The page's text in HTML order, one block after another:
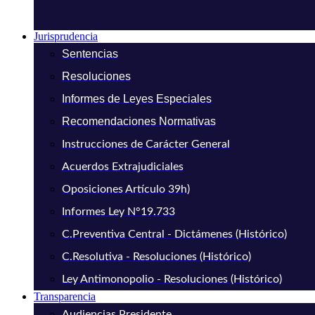
Jurisprudencia
Sentencias
Resoluciones
Informes de Leyes Especiales
Recomendaciones Normativas
Instrucciones de Carácter General
Acuerdos Extrajudiciales
Oposiciones Artículo 39h)
Informes Ley N°19.733
C.Preventiva Central - Dictámenes (Histórico)
C.Resolutiva - Resoluciones (Histórico)
Ley Antimonopolio - Resoluciones (Histórico)
Transparencia